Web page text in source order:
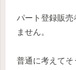
パート登録販売
ません。
普通に考えてそ